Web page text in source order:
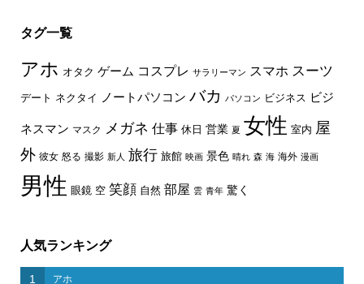
タグ一覧
アホ オタク ゲーム コスプレ サラリーマン スマホ スーツ
デート ネクタイ ノートパソコン バカ パソコン ビジネス ビジ
ネスマン マスク メガネ 仕事 休日 営業 夏 女性 室内 屋
外 彼女 怒る 撮影 新人 旅行 旅館 映画 景色 晴れ 森 海 海外 漫画
男性 眼鏡 空 笑顔 自然 部屋 雲 青年 驚く
人気ランキング
1 アホ